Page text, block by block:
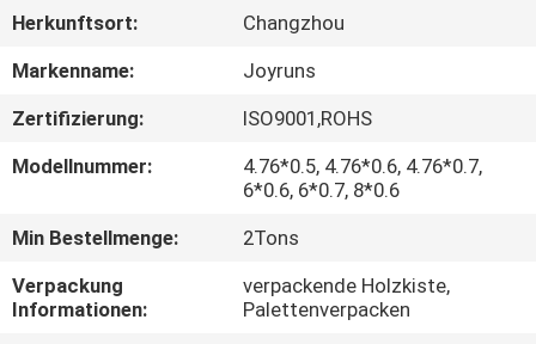
US
AUSFLUG
TRETEN
Herkunftsort:
Changzhou
Markenname:
Joyruns
Zertifizierung:
ISO9001,ROHS
Modellnummer:
4.76*0.5, 4.76*0.6, 4.76*0.7,
6*0.6, 6*0.7, 8*0.6
Min Bestellmenge:
2Tons
Verpackung
Informationen:
verpackende Holzkiste,
Palettenverpacken